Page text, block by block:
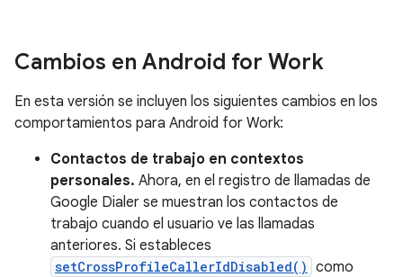
Cambios en Android for Work
En esta versión se incluyen los siguientes cambios en los
comportamientos para Android for Work:
Contactos de trabajo en contextos
personales. Ahora, en el registro de llamadas de
Google Dialer se muestran los contactos de
trabajo cuando el usuario ve las llamadas
anteriores. Si estableces
setCrossProfileCallerIdDisabled() como